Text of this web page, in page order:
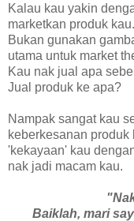
Kalau kau yakin
marketkan produk kau.
Bukan gunakan
utama untuk market
Kau nak jual apa
Jual produk ke apa?
Nampak sangat kau
keberkesanan
'kekayaan' kau
nak jadi macam kau.
Baiklah, mari